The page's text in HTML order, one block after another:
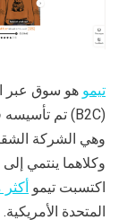
تيمو هو سوق عبر
اكتسبت تيمو أكثر من 100
المتحدة